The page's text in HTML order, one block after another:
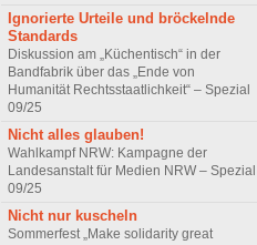
Ignorierte Urteile und bröckelnde
Standards
Diskussion am „Küchentisch“ in der
Bandfabrik über das „Ende von
Humanität Rechtsstaatlichkeit“ – Spezial
09/25
Nicht alles glauben!
Wahlkampf NRW: Kampagne der
Landesanstalt für Medien NRW – Spezial
09/25
Nicht nur kuscheln
Sommerfest „Make solidarity great